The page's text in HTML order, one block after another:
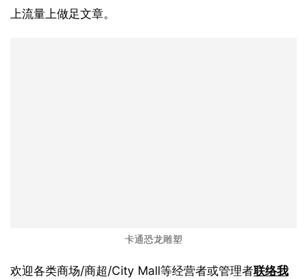
上流量上做足文章。
卡通恐龙雕塑
欢迎各类商场/商超/City Mall等经营者或管理者联络我